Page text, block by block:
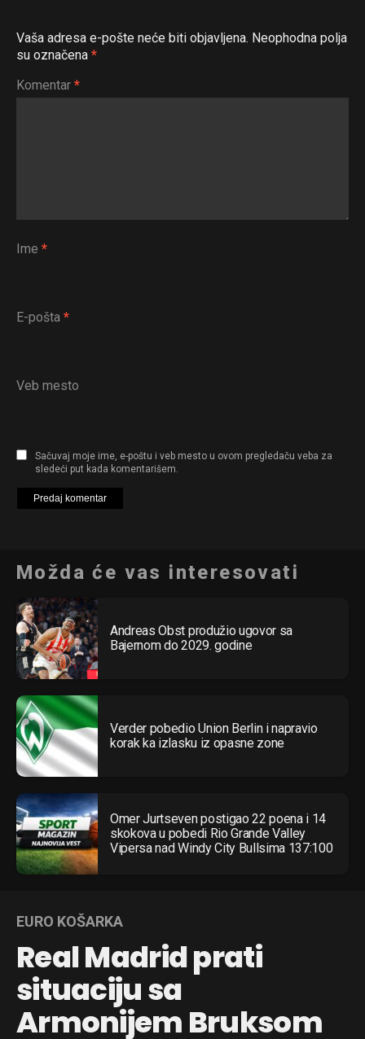
Vaša adresa e-pošte neće biti objavljena. Neophodna polja
su označena *
Komentar *
Ime *
E-pošta *
Veb mesto
Sačuvaj moje ime, e-poštu i veb mesto u ovom pregledaču veba za
sledeći put kada komentarišem.
Možda će vas interesovati
Andreas Obst produžio ugovor sa
Bajernom do 2029. godine
Verder pobedio Union Berlin i napravio
korak ka izlasku iz opasne zone
Omer Jurtseven postigao 22 poena i 14
skokova u pobedi Rio Grande Valley
Vipersa nad Windy City Bullsima 137:100
EURO KOŠARKA
Real Madrid prati
situaciju sa
Armonijem Bruksom
Flipboard
Email